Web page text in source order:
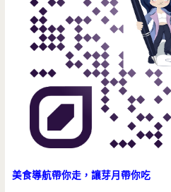
美食導航帶你走，讓芽月帶你吃